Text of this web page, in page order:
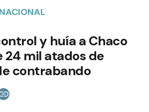
y huía a Chaco
24 mil atados de
contrabando